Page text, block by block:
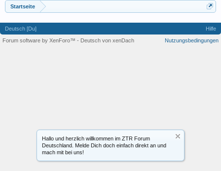
Hallo und herzlich willkommen im ZTR Forum
Deutschland. Melde Dich doch einfach direkt an und
mach mit bei uns!
Startseite
Deutsch [Du]
Hilfe
Nutzungsbedingungen
Forum software by XenForo™ - Deutsch von xenDach